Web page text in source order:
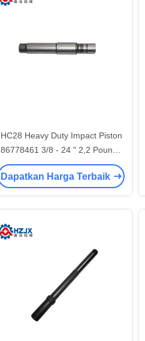
HC28 Heavy Duty Impact Piston
86778461 3/8 - 24 " 2,2 Pounds
Berat
Dapatkan Harga Terbaik